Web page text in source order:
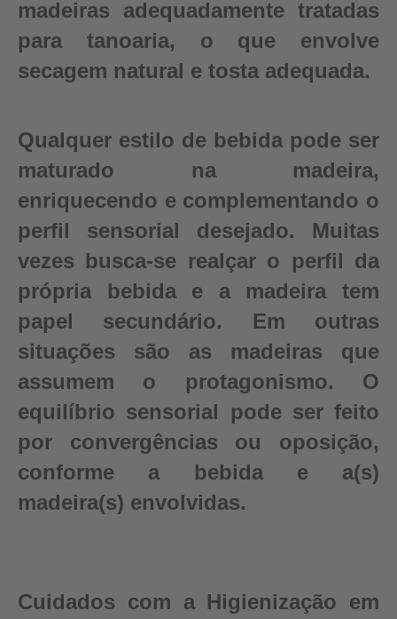
madeiras adequadamente tratadas
para tanoaria, o que envolve
secagem natural e tosta adequada.
Qualquer estilo de bebida pode ser
maturado na madeira,
enriquecendo e complementando o
perfil sensorial desejado. Muitas
vezes busca-se realçar o perfil da
própria bebida e a madeira tem
papel secundário. Em outras
situações são as madeiras que
assumem o protagonismo. O
equilíbrio sensorial pode ser feito
por convergências ou oposição,
conforme a bebida e a(s)
madeira(s) envolvidas.
Cuidados com a Higienização em